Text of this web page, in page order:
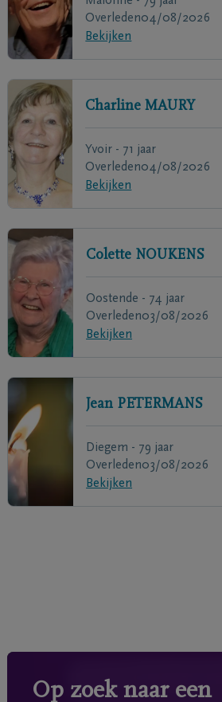
Overleden04/08/2026
Bekijken
Charline MAURY
Yvoir - 71 jaar
Overleden04/08/2026
Bekijken
Colette NOUKENS
Oostende - 74 jaar
Overleden03/08/2026
Bekijken
Jean PETERMANS
Diegem - 79 jaar
Overleden03/08/2026
Bekijken
Op zoek naar een